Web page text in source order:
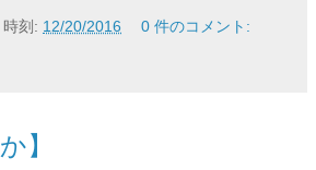
時刻: 12/20/2016 0 件のコメント:
】